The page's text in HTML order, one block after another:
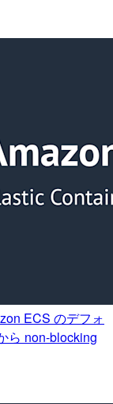
ECS のデフォ
ら non-blocking